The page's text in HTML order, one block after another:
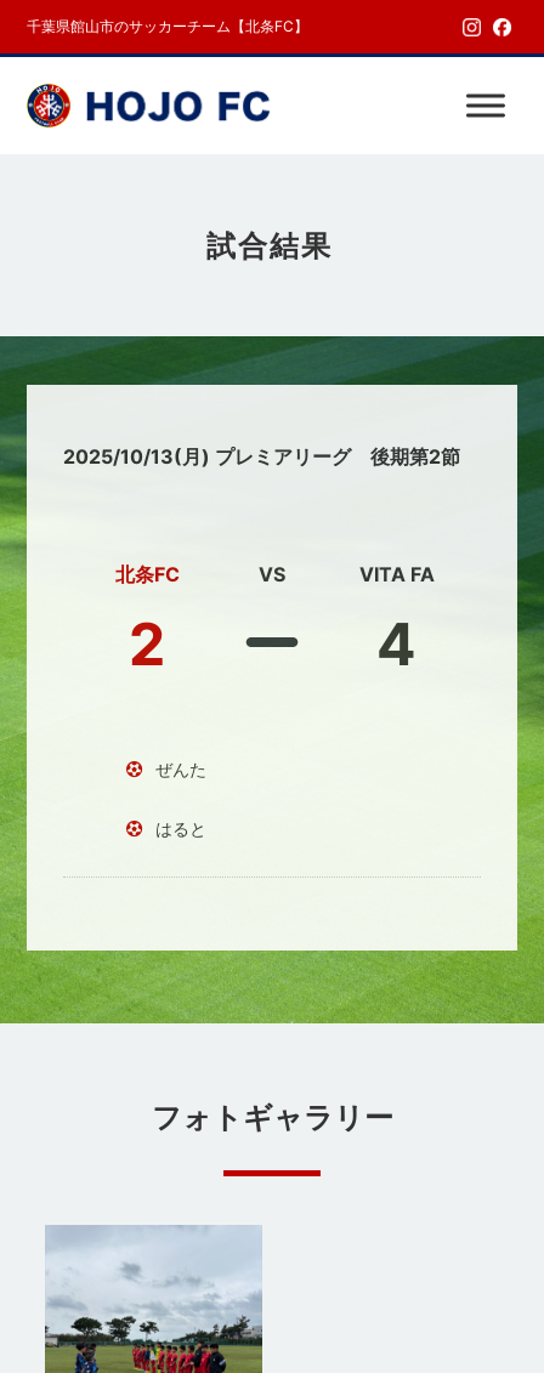
千葉県館山市のサッカーチーム【北条FC】
試合結果
2025/10/13(月) プレミアリーグ 後期第2節
北条FC
2
VS VITA FA
4
ぜんた
はると
フォトギャラリー